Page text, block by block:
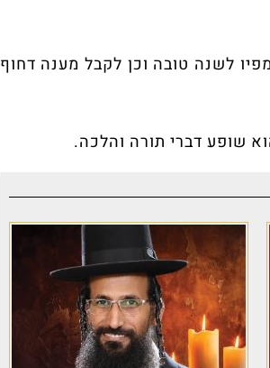
לשנה טובה וכן לקבל מענה דחוף
שופע דברי תורה והלכה.